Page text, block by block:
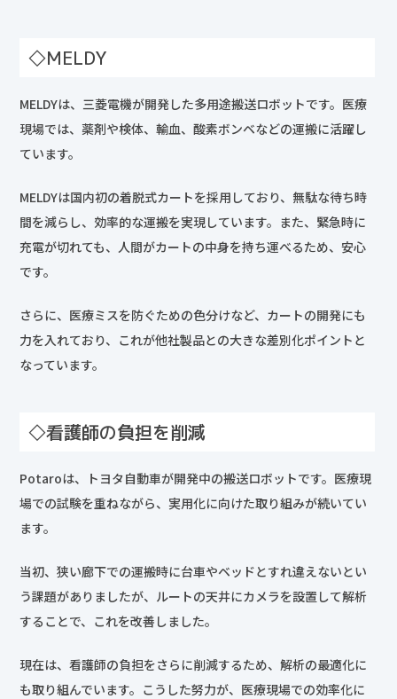
◇MELDY
MELDYは、三菱電機が開発した多用途搬送ロボットです。医療
現場では、薬剤や検体、輸血、酸素ボンベなどの運搬に活躍し
ています。
MELDYは国内初の着脱式カートを採用しており、無駄な待ち時
間を減らし、効率的な運搬を実現しています。また、緊急時に
充電が切れても、人間がカートの中身を持ち運べるため、安心
です。
さらに、医療ミスを防ぐための色分けなど、カートの開発にも
力を入れており、これが他社製品との大きな差別化ポイントと
なっています。
◇看護師の負担を削減
Potaroは、トヨタ自動車が開発中の搬送ロボットです。医療現
場での試験を重ねながら、実用化に向けた取り組みが続いてい
ます。
当初、狭い廊下での運搬時に台車やベッドとすれ違えないとい
う課題がありましたが、ルートの天井にカメラを設置して解析
することで、これを改善しました。
現在は、看護師の負担をさらに削減するため、解析の最適化に
も取り組んでいます。こうした努力が、医療現場での効率化に